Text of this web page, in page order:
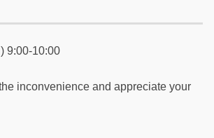
9:00-10:00
inconvenience and appreciate your